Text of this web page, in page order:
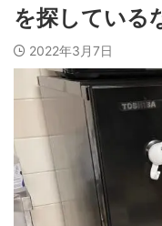
を探している
2022年3月7日